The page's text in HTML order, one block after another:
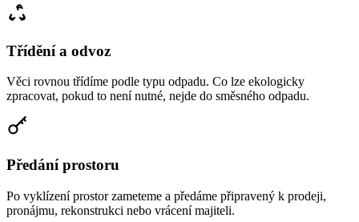
Třídění a odvoz
Věci rovnou třídíme podle typu odpadu. Co lze ekologicky
zpracovat, pokud to není nutné, nejde do směsného odpadu.
Předání prostoru
Po vyklízení prostor zameteme a předáme připravený k prodeji,
pronájmu, rekonstrukci nebo vrácení majiteli.